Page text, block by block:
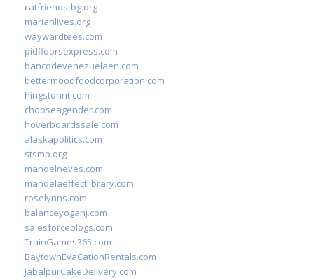
catfriends-bg.org
marianlives.org
waywardtees.com
pidfloorsexpress.com
bancodevenezuelaen.com
bettermoodfoodcorporation.com
hingstonnt.com
chooseagender.com
hoverboardssale.com
alaskapolitics.com
stsmp.org
manoelneves.com
mandelaeffectlibrary.com
roselynns.com
balanceyoganj.com
salesforceblogs.com
TrainGames365.com
BaytownEvaCationRentals.com
JabalpurCakeDelivery.com